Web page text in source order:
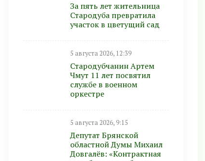
За пять лет жительница
Стародуба превратила
участок в цветущий сад
5 августа 2026, 12:39
Стародубчанин Артем
Чмут 11 лет посвятил
службе в военном
оркестре
5 августа 2026, 9:15
Депутат Брянской
областной Думы Михаил
Довгалёв: «Контрактная